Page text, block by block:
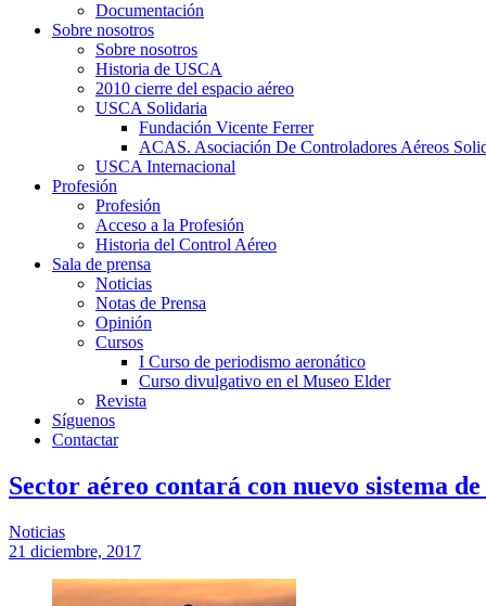
Documentación
Sobre nosotros
Sobre nosotros
Historia de USCA
2010 cierre del espacio aéreo
USCA Solidaria
Fundación Vicente Ferrer
ACAS. Asociación De Controladores Aéreos
USCA Internacional
Profesión
Profesión
Acceso a la Profesión
Historia del Control Aéreo
Sala de prensa
Noticias
Notas de Prensa
Opinión
Cursos
I Curso de periodismo aeronático
Curso divulgativo en el Museo Elder
Revista
Síguenos
Contactar
Sector aéreo contará con nuevo sistema
Noticias
21 diciembre, 2017